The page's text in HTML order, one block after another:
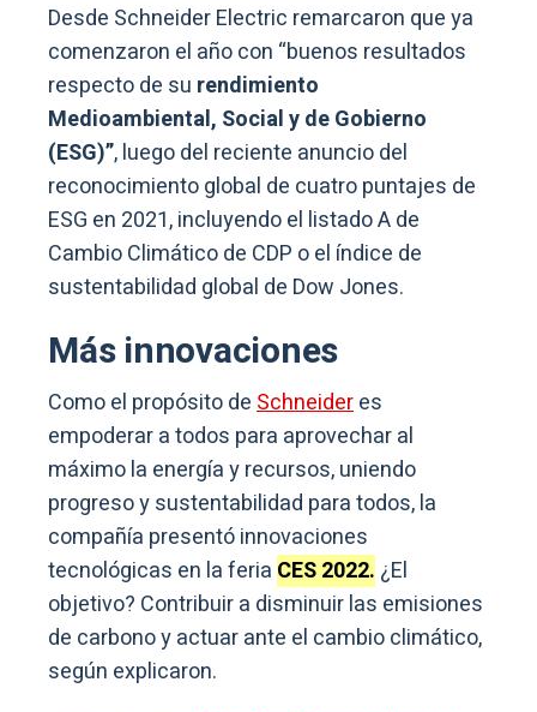
Desde Schneider Electric remarcaron que ya
comenzaron el año con “buenos resultados
respecto de su rendimiento
Medioambiental, Social y de Gobierno
(ESG)”, luego del reciente anuncio del
reconocimiento global de cuatro puntajes de
ESG en 2021, incluyendo el listado A de
Cambio Climático de CDP o el índice de
sustentabilidad global de Dow Jones.
Más innovaciones
Como el propósito deSchneideres
empoderar a todos para aprovechar al
máximo la energía y recursos, uniendo
progreso y sustentabilidad para todos, la
compañía presentó innovaciones
tecnológicas en la feria CES 2022. ¿El
objetivo? Contribuir a disminuir las emisiones
de carbono y actuar ante el cambio climático,
según explicaron.